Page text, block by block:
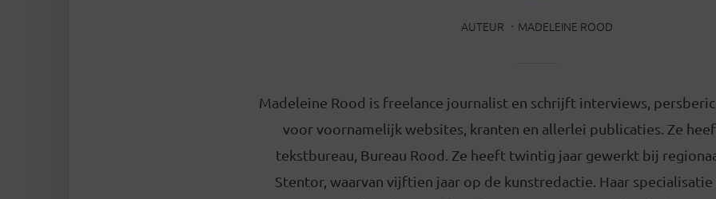
AUTEUR MADELEINE ROOD
Madeleine Rood is freelance journalist en schrijft interviews,
voor voornamelijk websites, kranten en allerlei publicaties. Ze
tekstbureau, Bureau Rood. Ze heeft twintig jaar gewerkt bij
Stentor, waarvan vijftien jaar op de kunstredactie. Haar